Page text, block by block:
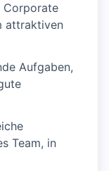
Corporate
attraktiven
Aufgaben,
Team, in